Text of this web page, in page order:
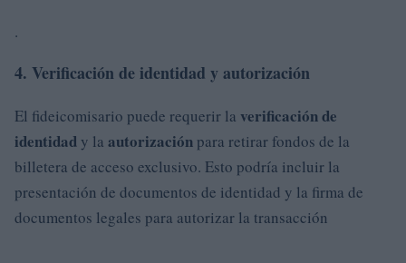
.
4. Verificación de identidad y autorización
El fideicomisario puede requerir la verificación de
identidad y la autorización para retirar fondos de la
billetera de acceso exclusivo. Esto podría incluir la
presentación de documentos de identidad y la firma de
documentos legales para autorizar la transacción